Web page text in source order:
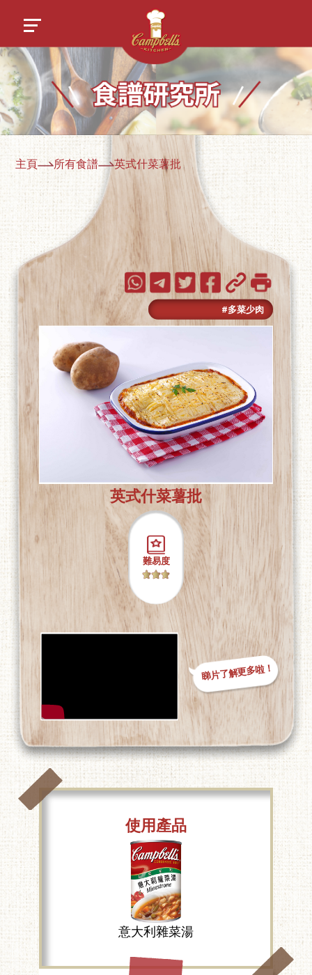
主頁 所有食譜 英式什菜薯批
#多菜少肉
英式什菜薯批
難易度
睇片了解更多啦！
使用產品
意大利雜菜湯